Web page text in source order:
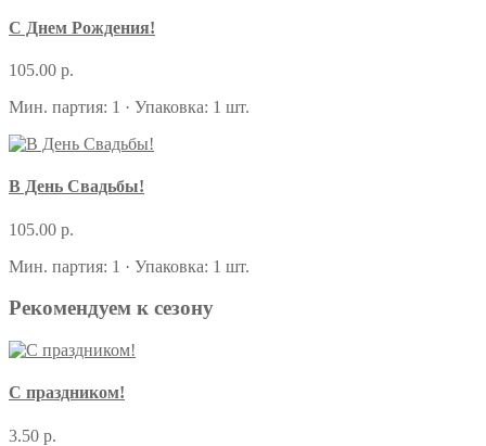
С Днем Рождения!
105.00 р.
Мин. партия: 1 · Упаковка: 1 шт.
В День Свадьбы!
105.00 р.
Мин. партия: 1 · Упаковка: 1 шт.
Рекомендуем к сезону
С праздником!
3.50 р.